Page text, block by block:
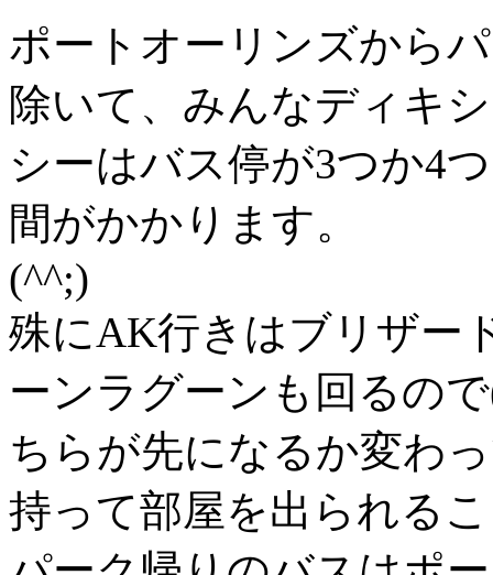
ポートオーリンズから
除いて、みんなディキ
シーはバス停が3つか4
間がかかります。
(^^;)
殊にAK行きはブリザー
ーンラグーンも回るの
ちらが先になるか変わ
持って部屋を出られる